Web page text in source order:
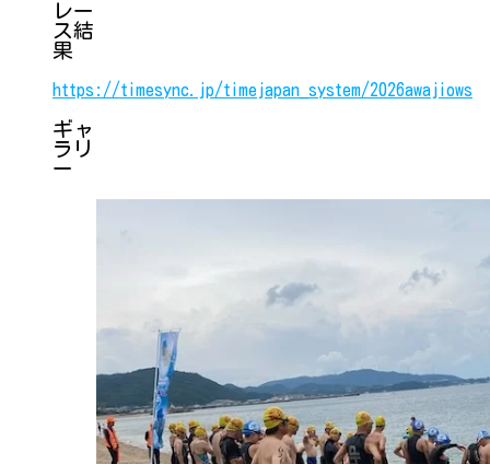
レー
ス結
果
https://timesync.jp/timejapan_system/2026awajiows
ギャ
ラリ
ー